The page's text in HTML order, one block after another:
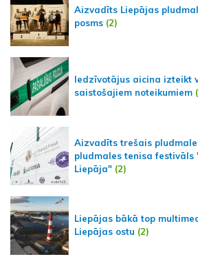
Aizvadīts Liepājas
posms (2)
Iedzīvotājus aicina izteikt
saistošajiem noteikumiem
Aizvadīts trešais
pludmales tenisa festivāls
Liepāja" (2)
Liepājas bākā top
Liepājas ostu (2)